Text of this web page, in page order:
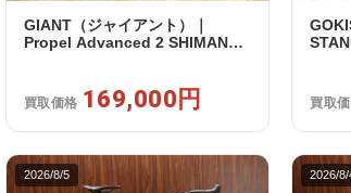
GIANT（ジャイアント）｜
Propel Advanced 2 SHIMANO
買取価格 169,000円 買取
2026/8/5 2026/8/